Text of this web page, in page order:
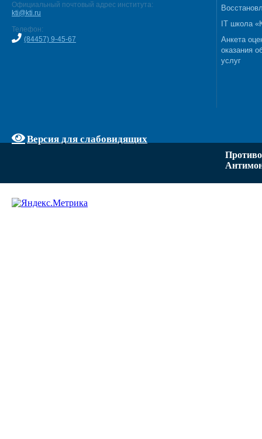
Официальный почтовый адрес института:
kti@kti.ru
Телефон:
(84457) 9-45-67
Версия для слабовидящих
IT школа
Анкета
оказания
услуг